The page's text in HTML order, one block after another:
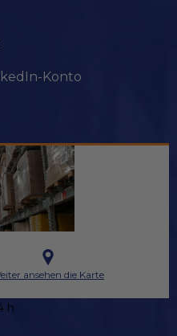
Konto
ansehen die Karte
h